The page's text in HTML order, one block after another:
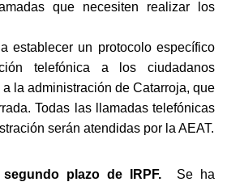
que necesiten realizar los
un protocolo específico
telefónica a los ciudadanos
la administración de Catarroja, que
Todas las llamadas telefónicas
serán atendidas por la AEAT.
segundo plazo de IRPF. Se ha